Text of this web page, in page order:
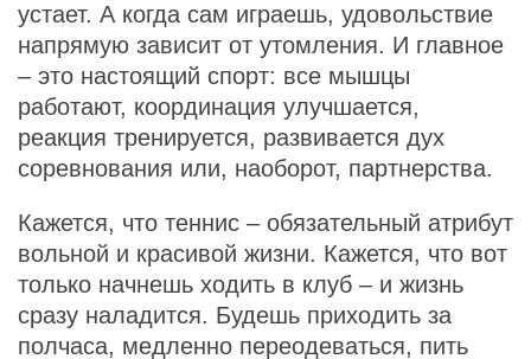
устает. А когда сам играешь, удовольствие
напрямую зависит от утомления. И главное
– это настоящий спорт: все мышцы
работают, координация улучшается,
реакция тренируется, развивается дух
соревнования или, наоборот, партнерства.
Кажется, что теннис – обязательный атрибут
вольной и красивой жизни. Кажется, что вот
только начнешь ходить в клуб – и жизнь
сразу наладится. Будешь приходить за
полчаса, медленно переодеваться, пить